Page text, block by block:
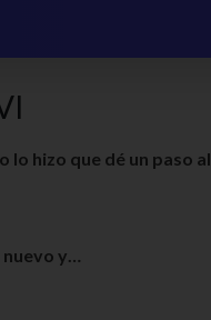
lo hizo que dé un paso al
nuevo y…